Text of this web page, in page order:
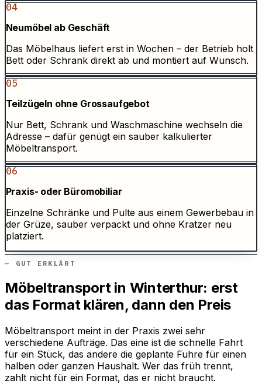
04
Neumöbel ab Geschäft
Das Möbelhaus liefert erst in Wochen – der Betrieb holt
Bett oder Schrank direkt ab und montiert auf Wunsch.
05
Teilzügeln ohne Grossaufgebot
Nur Bett, Schrank und Waschmaschine wechseln die
Adresse – dafür genügt ein sauber kalkulierter
Möbeltransport.
06
Praxis- oder Büromobiliar
Einzelne Schränke und Pulte aus einem Gewerbebau in
der Grüze, sauber verpackt und ohne Kratzer neu
platziert.
GUT ERKLÄRT
Möbeltransport in Winterthur: erst
das Format klären, dann den Preis
Möbeltransport meint in der Praxis zwei sehr
verschiedene Aufträge. Das eine ist die schnelle Fahrt
für ein Stück, das andere die geplante Fuhre für einen
halben oder ganzen Haushalt. Wer das früh trennt,
zahlt nicht für ein Format, das er nicht braucht.